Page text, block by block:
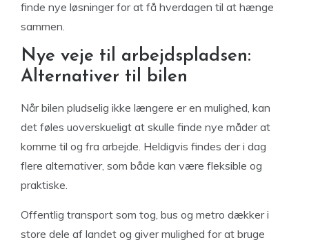
finde nye løsninger for at få hverdagen til at hænge
sammen.
Nye veje til arbejdspladsen:
Alternativer til bilen
Når bilen pludselig ikke længere er en mulighed, kan
det føles uoverskueligt at skulle finde nye måder at
komme til og fra arbejde. Heldigvis findes der i dag
flere alternativer, som både kan være fleksible og
praktiske.
Offentlig transport som tog, bus og metro dækker i
store dele af landet og giver mulighed for at bruge